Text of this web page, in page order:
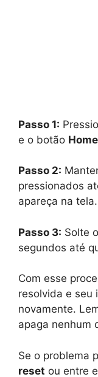
Passo 1:
e o botão Home
Passo 2:
pressionados
apareça na tela.
Passo 3: Solte
segundos até
Com esse
resolvida e seu
novamente.
apaga nenhum
Se o problema
reset ou entre